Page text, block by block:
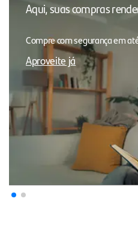
Aqui, suas compras
Compre com segurança em
Aproveite já